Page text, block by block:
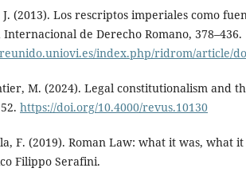
J. (2013). Los rescriptos imperiales como
Internacional de Derecho Romano, 378–436.
index.php/ridrom/article/
M. (2024). Legal constitutionalism and
https://doi.org/10.4000/revus.10130
F. (2019). Roman Law: what it was, what
Filippo Serafini.